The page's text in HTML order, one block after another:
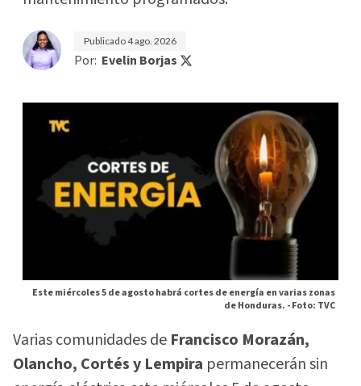
Publicado4 ago. 2026
Por: Evelin Borjas
Este miércoles 5 de agosto habrá cortes de energía en varias zonas
de Honduras. -Foto: TVC
Varias comunidades de Francisco Morazán,
Olancho, Cortés y Lempira permanecerán sin